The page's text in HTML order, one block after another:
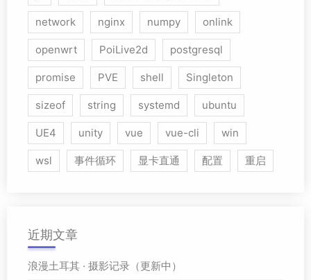
network nginx numpy onlink
openwrt PoiLive2d postgresql
promise PVE shell Singleton
sizeof string systemd ubuntu
UE4 unity vue vue-cli win
wsl 事件循环 显卡直通 配置 重启
近期文章
浪漫土耳其 · 摄影记录（更新中）